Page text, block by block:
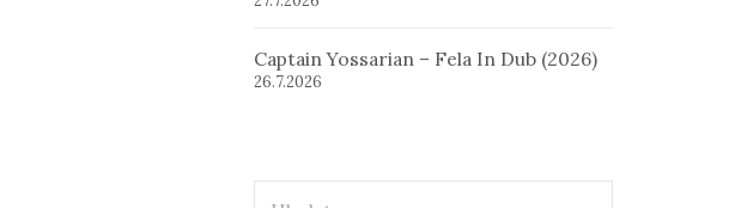
Captain Yossarian – Fela In Dub (2026)
26.7.2026